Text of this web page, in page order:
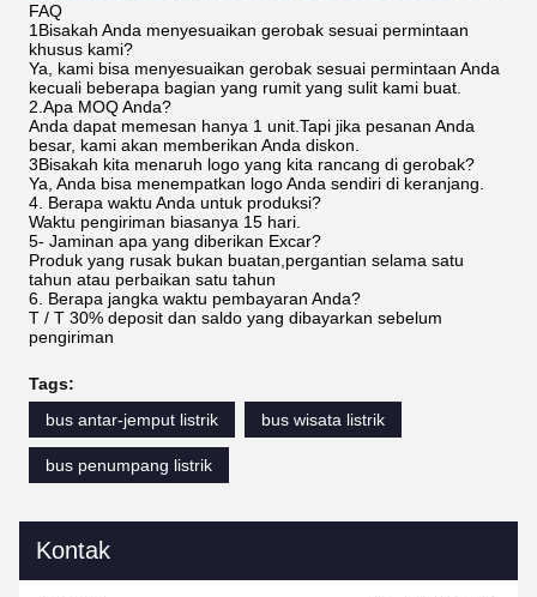
FAQ
1Bisakah Anda menyesuaikan gerobak sesuai permintaan
khusus kami?
Ya, kami bisa menyesuaikan gerobak sesuai permintaan Anda
kecuali beberapa bagian yang rumit yang sulit kami buat.
2.Apa MOQ Anda?
Anda dapat memesan hanya 1 unit.Tapi jika pesanan Anda
besar, kami akan memberikan Anda diskon.
3Bisakah kita menaruh logo yang kita rancang di gerobak?
Ya, Anda bisa menempatkan logo Anda sendiri di keranjang.
4. Berapa waktu Anda untuk produksi?
Waktu pengiriman biasanya 15 hari.
5- Jaminan apa yang diberikan Excar?
Produk yang rusak bukan buatan,pergantian selama satu
tahun atau perbaikan satu tahun
6. Berapa jangka waktu pembayaran Anda?
T / T 30% deposit dan saldo yang dibayarkan sebelum
pengiriman
Tags:
bus antar-jemput listrik
bus wisata listrik
bus penumpang listrik
Kontak